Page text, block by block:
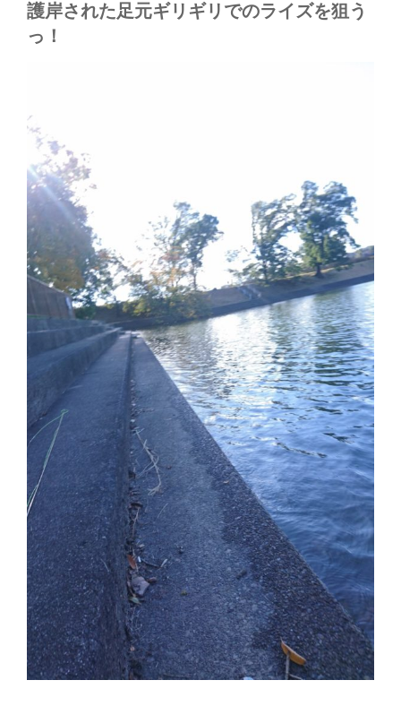
護岸された足元ギリギリでのライズを狙う
っ！